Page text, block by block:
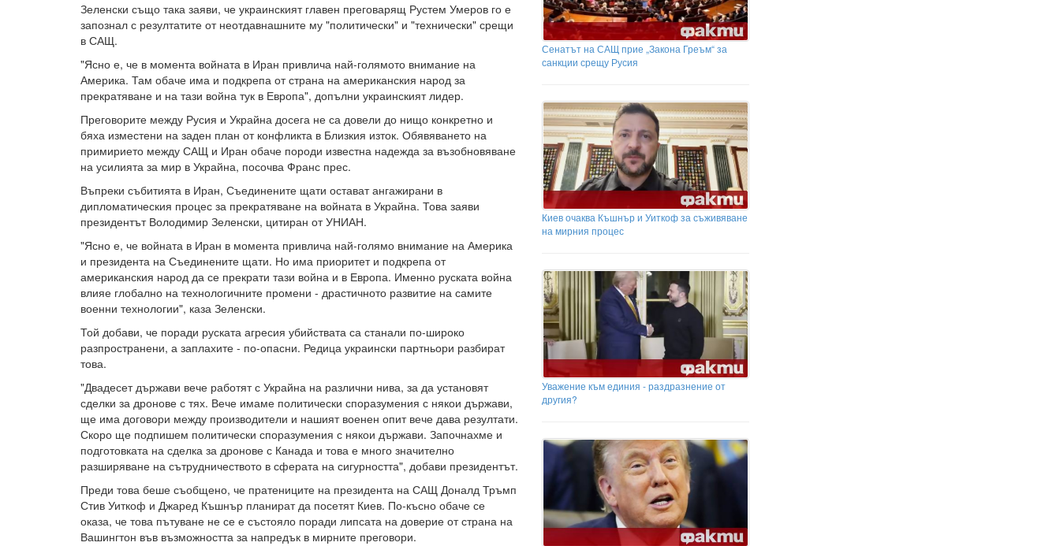
Зеленски също така заяви, че украинският главен преговарящ Рустем Умеров го е
запознал с резултатите от неотдавнашните му "политически" и "технически" срещи
в САЩ.
"Ясно е, че в момента войната в Иран привлича най-голямото внимание на
Америка. Там обаче има и подкрепа от страна на американския народ за
прекратяване и на тази война тук в Европа", допълни украинският лидер.
Преговорите между Русия и Украйна досега не са довели до нищо конкретно и
бяха изместени на заден план от конфликта в Близкия изток. Обявяването на
примирието между САЩ и Иран обаче породи известна надежда за възобновяване
на усилията за мир в Украйна, посочва Франс прес.
Въпреки събитията в Иран, Съединените щати остават ангажирани в
дипломатическия процес за прекратяване на войната в Украйна. Това заяви
президентът Володимир Зеленски, цитиран от УНИАН.
"Ясно е, че войната в Иран в момента привлича най-голямо внимание на Америка
и президента на Съединените щати. Но има приоритет и подкрепа от
американския народ да се прекрати тази война и в Европа. Именно руската война
влияе глобално на технологичните промени - драстичното развитие на самите
военни технологии", каза Зеленски.
Той добави, че поради руската агресия убийствата са станали по-широко
разпространени, а заплахите - по-опасни. Редица украински партньори разбират
това.
"Двадесет държави вече работят с Украйна на различни нива, за да установят
сделки за дронове с тях. Вече имаме политически споразумения с някои държави,
ще има договори между производители и нашият военен опит вече дава резултати.
Скоро ще подпишем политически споразумения с някои държави. Започнахме и
подготовката на сделка за дронове с Канада и това е много значително
разширяване на сътрудничеството в сферата на сигурността", добави президентът.
Преди това беше съобщено, че пратениците на президента на САЩ Доналд Тръмп
Стив Уиткоф и Джаред Къшнър планират да посетят Киев. По-късно обаче се
оказа, че това пътуване не се е състояло поради липсата на доверие от страна на
Вашингтон във възможността за напредък в мирните преговори.
Сенатът на САЩ прие „Закона Греъм“ за
санкции срещу Русия
Киев очаква Къшнър и Уиткоф за съживяване
на мирния процес
Уважение към единия - раздразнение от
другия?